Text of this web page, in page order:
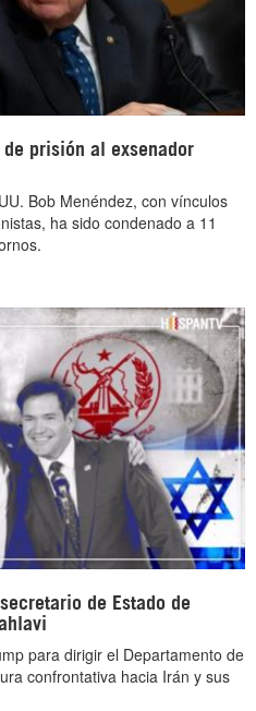
de prisión al exsenador
Bob Menéndez, con vínculos
ha sido condenado a 11
de Estado de
para dirigir el Departamento de
confrontativa hacia Irán y sus